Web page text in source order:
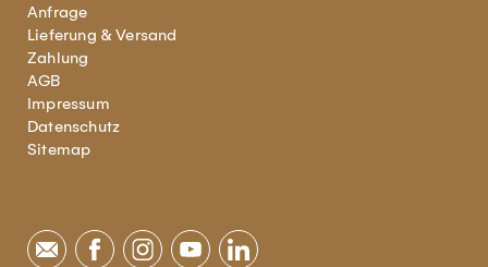
Anfrage
Lieferung & Versand
Zahlung
AGB
Impressum
Datenschutz
Sitemap